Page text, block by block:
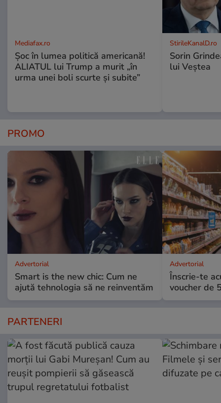
Mediafax.ro
Șoc în lumea politică americană!
ALIATUL lui Trump a murit „în
urma unei boli scurte și subite”
StirileKanalD.ro
Sorin
lui Veștea
PROMO
Advertorial
Smart is the new chic: Cum ne
ajută tehnologia să ne reinventăm
Advertorial
Înscrie-te
voucher de
PARTENERI